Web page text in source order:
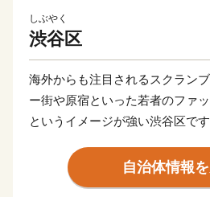
しぶやく
渋谷区
海外からも注目されるスクラン
ー街や原宿といった若者のファ
というイメージが強い渋谷区で
や、笹塚・幡ヶ谷・初台地区等
に囲まれて文化・歴史を感じる
自治体情報